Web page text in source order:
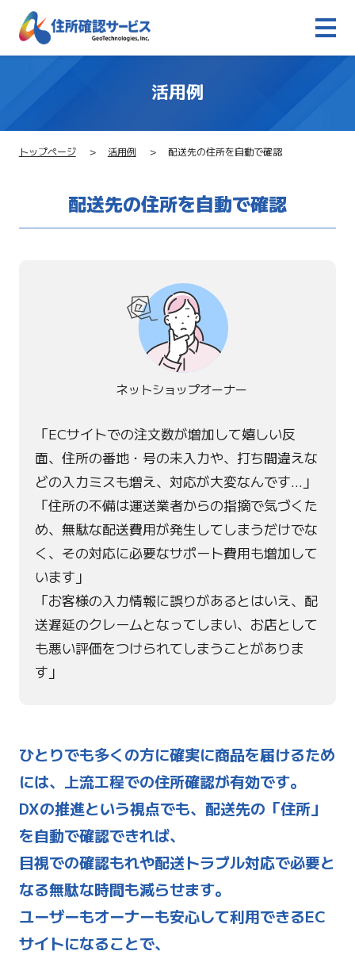
活用例
トップページ 活用例 配送先の住所を自動で確認
配送先の住所を自動で確認
ネットショップオーナー
「ECサイトでの注文数が増加して嬉しい反
面、住所の番地・号の未入力や、打ち間違えな
どの入力ミスも増え、対応が大変なんです…」
「住所の不備は運送業者からの指摘で気づくた
め、無駄な配送費用が発生してしまうだけでな
く、その対応に必要なサポート費用も増加して
います」
「お客様の入力情報に誤りがあるとはいえ、配
送遅延のクレームとなってしまい、お店として
も悪い評価をつけられてしまうことがありま
す」
ひとりでも多くの方に確実に商品を届けるため
には、上流工程での住所確認が有効です。
DXの推進という視点でも、配送先の「住所」
を自動で確認できれば、
目視での確認もれや配送トラブル対応で必要と
なる無駄な時間も減らせます。
ユーザーもオーナーも安心して利用できるEC
サイトになることで、